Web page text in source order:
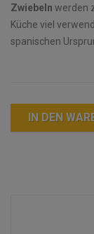
Zwiebeln werden
Küche viel
spanischen
IN DEN